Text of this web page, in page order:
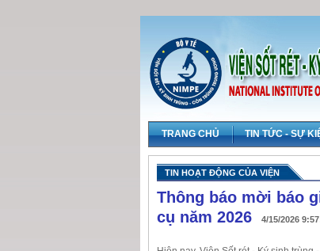
TRANG CHỦ TIN TỨC - SỰ
TIN HOẠT ĐỘNG CỦA VIỆN
Thông báo mời báo
cụ năm 2026
4/15/2026